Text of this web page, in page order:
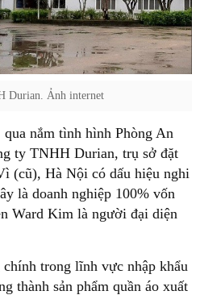
Durian. Ảnh internet
nắm tình hình Phòng An
ty TNHH Durian, trụ sở đặt
(cũ), Hà Nội có dấu hiệu nghi
là doanh nghiệp 100% vốn
Ward Kim là người đại diện
trong lĩnh vực nhập khẩu
thành sản phẩm quần áo xuất